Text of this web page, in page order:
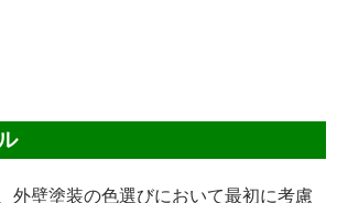
外壁塗装の色選びにおいて最初に考慮